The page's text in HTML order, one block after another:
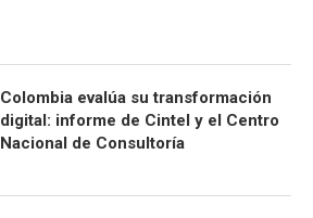
Colombia evalúa su transformación
digital: informe de Cintel y el Centro
Nacional de Consultoría